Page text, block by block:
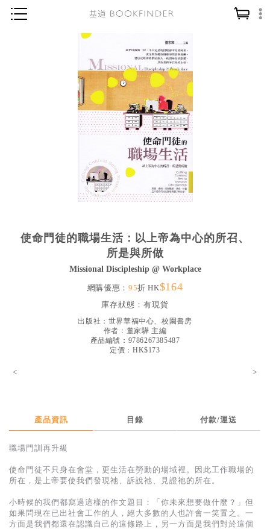
讀經／研經
信仰入門
教會歷史
信徒生活
教會事工
社會／倫理
見證／傳記
得獎作品推介
暢銷榜
中文二手書
英文二手書
精選英文書
電子書
使命門徒的職場生活：以上帝為中心的所召、
所是與所做
Missional Discipleship @ Workplace
網購優惠： 95折 HK$164
庫存狀態： 有現貨
出版社： 世界華福中心、校園書房
作者： 董家驊 主編
產品編號：9786267385487
定價：HK$173
< >
產品資訊 目錄 付款/運送
職場門訓再升級
使命門徒不只身在會堂，更生活在勞動的場域裡。因此工作職場的
所在，是上帝要使我們發現祂、訴說祂、見證祂的所在。
小時候的我們都寫過這樣的作文題目：「你未來想要做什麼？」但
如果問現在已出社會工作的人，絕大多數的人也許會一笑置之。一
方面是我們都還在認識自己的這條路上，另一方面是我們對於這個